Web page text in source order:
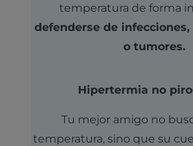
temperatura de forma
defenderse de
o tumores.
Hipertermia no
Tu mejor amigo no
temperatura, sino que su